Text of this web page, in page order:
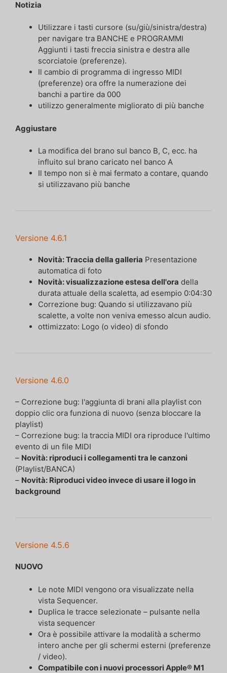
Notizia
Utilizzare i tasti cursore (su/giù/sinistra/destra)
per navigare tra BANCHE e PROGRAMMI
Aggiunti i tasti freccia sinistra e destra alle
scorciatoie (preferenze).
Il cambio di programma di ingresso MIDI
(preferenze) ora offre la numerazione dei
banchi a partire da 000
utilizzo generalmente migliorato di più banche
Aggiustare
La modifica del brano sul banco B, C, ecc. ha
influito sul brano caricato nel banco A
Il tempo non si è mai fermato a contare, quando
si utilizzavano più banche
Versione 4.6.1
Novità: Traccia della galleria Presentazione
automatica di foto
Novità: visualizzazione estesa dell'ora della
durata attuale della scaletta, ad esempio 0:04:30
Correzione bug: Quando si utilizzavano più
scalette, a volte non veniva emesso alcun audio.
ottimizzato: Logo (o video) di sfondo
Versione 4.6.0
– Correzione bug: l'aggiunta di brani alla playlist con
doppio clic ora funziona di nuovo (senza bloccare la
playlist)
– Correzione bug: la traccia MIDI ora riproduce l'ultimo
evento di un file MIDI
– Novità: riproduci i collegamenti tra le canzoni
(Playlist/BANCA)
– Novità: Riproduci video invece di usare il logo in
background
Versione 4.5.6
NUOVO
Le note MIDI vengono ora visualizzate nella
vista Sequencer.
Duplica le tracce selezionate – pulsante nella
vista sequencer
Ora è possibile attivare la modalità a schermo
intero anche per gli schermi esterni (preferenze
/ video).
Compatibile con i nuovi processori Apple® M1